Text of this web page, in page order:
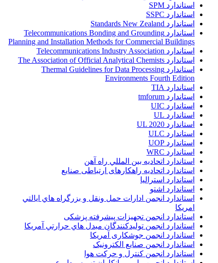
استاندارد SPM
استاندارد SSPC
استاندارد Standards New Zealand
استاندارد Telecommunications Bonding and Grounding
Planning and Installation Methods for Commercial Buildings
استاندارد Telecommunications Industry Association
استاندارد The Association of Official Analytical Chemists
استاندارد Thermal Guidelines for Data Processing
Environments Fourth Edition
استاندارد TIA
استاندارد tmforum
استاندارد UIC
استاندارد UL
استاندارد UL 2020
استاندارد ULC
استاندارد UOP
استاندارد WRC
استاندارد اتحاديه بين المللي راه آهن
استاندارد اتحادیه راهکارهای ارتباطی صنایع
استاندارد استرالیا
استاندارد اشتو
استاندارد انجمن ادارات حمل ونقل و بزرگراه هاي ايالتي
امريکا
استاندارد انجمن تجهیزات پیشرفته پزشکی
استاندارد انجمن توليدکنندگان مبدل هاي حرارتي آمريکا
استاندارد انجمن جوشکاری آمریکا
استاندارد انجمن صنايع الکترونيک
استاندارد انجمن کنترل و حرکت هوا